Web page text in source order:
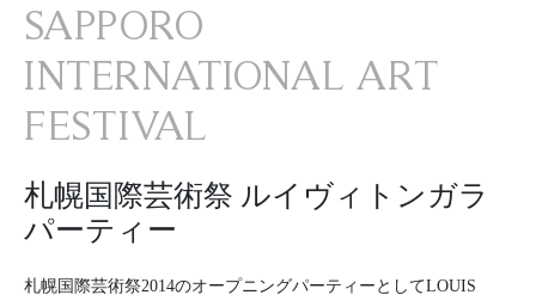
SAPPORO
INTERNATIONAL ART
FESTIVAL
札幌国際芸術祭 ルイヴィトンガラ
パーティー
札幌国際芸術祭2014のオープニングパーティーとしてLOUIS